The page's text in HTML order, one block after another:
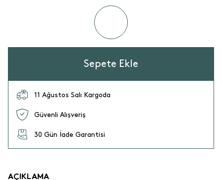
Sepete Ekle
11 Ağustos Salı Kargoda
Güvenli Alışveriş
30 Gün İade Garantisi
AÇIKLAMA